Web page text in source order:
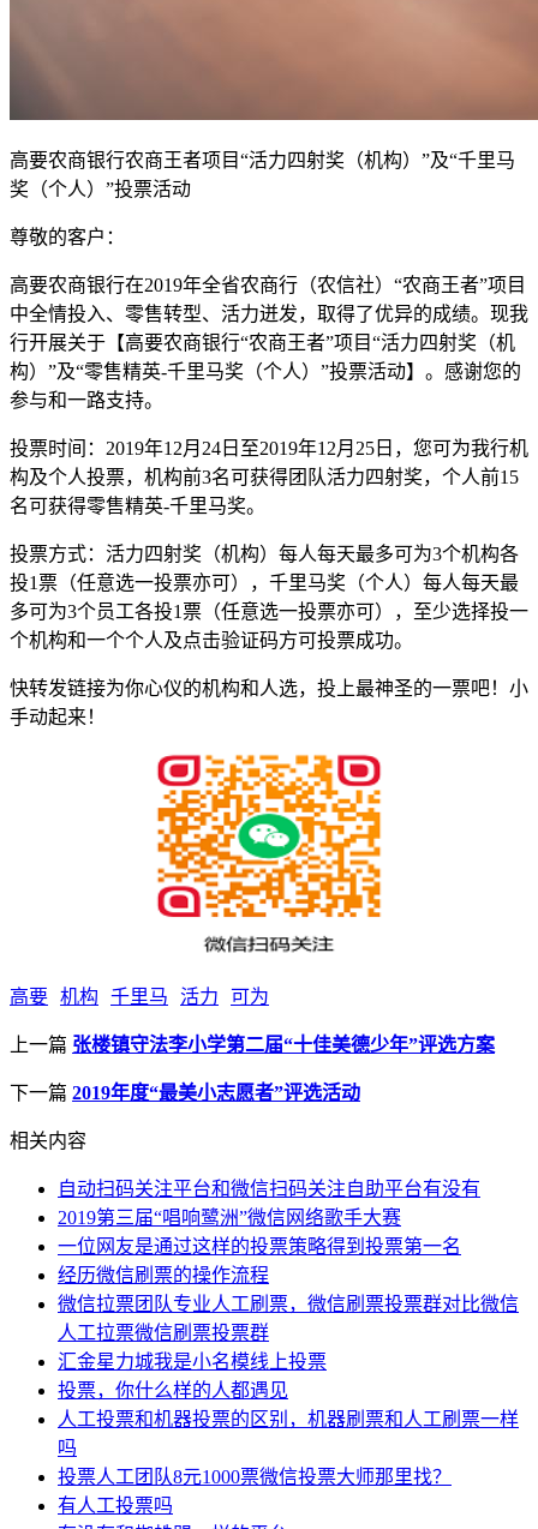
高要农商银行农商王者项目“活力四射奖（机构）”及“千里马
奖（个人）”投票活动
尊敬的客户：
高要农商银行在2019年全省农商行（农信社）“农商王者”项目
中全情投入、零售转型、活力迸发，取得了优异的成绩。现我
行开展关于【高要农商银行“农商王者”项目“活力四射奖（机
构）”及“零售精英-千里马奖（个人）”投票活动】。感谢您的
参与和一路支持。
投票时间：2019年12月24日至2019年12月25日，您可为我行机
构及个人投票，机构前3名可获得团队活力四射奖，个人前15
名可获得零售精英-千里马奖。
投票方式：活力四射奖（机构）每人每天最多可为3个机构各
投1票（任意选一投票亦可），千里马奖（个人）每人每天最
多可为3个员工各投1票（任意选一投票亦可），至少选择投一
个机构和一个个人及点击验证码方可投票成功。
快转发链接为你心仪的机构和人选，投上最神圣的一票吧！小
手动起来！
高要 机构 千里马 活力 可为
上一篇 张楼镇守法李小学第二届“十佳美德少年”评选方案
下一篇 2019年度“最美小志愿者”评选活动
相关内容
自动扫码关注平台和微信扫码关注自助平台有没有
2019第三届“唱响鹭洲”微信网络歌手大赛
一位网友是通过这样的投票策略得到投票第一名
经历微信刷票的操作流程
微信拉票团队专业人工刷票，微信刷票投票群对比微信
人工拉票微信刷票投票群
汇金星力城我是小名模线上投票
投票，你什么样的人都遇见
人工投票和机器投票的区别，机器刷票和人工刷票一样
吗
投票人工团队8元1000票微信投票大师那里找？
有人工投票吗